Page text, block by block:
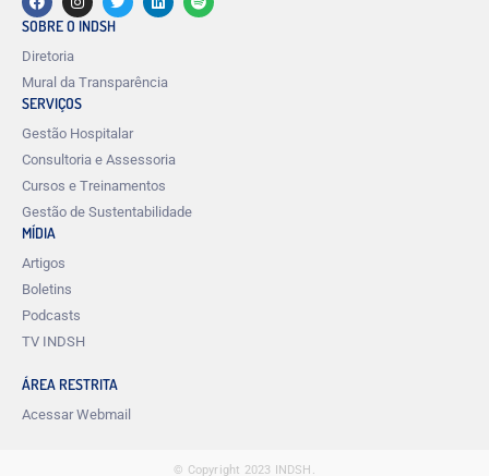
SOBRE O INDSH
Diretoria
Mural da Transparência
SERVIÇOS
Gestão Hospitalar
Consultoria e Assessoria
Cursos e Treinamentos
Gestão de Sustentabilidade
MÍDIA
Artigos
Boletins
Podcasts
TV INDSH
ÁREA RESTRITA
Acessar Webmail
© Copyright 2023 INDSH.